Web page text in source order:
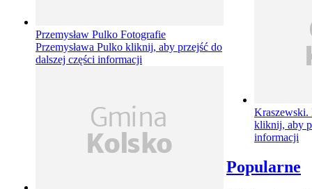
Przemysław Pulko Fotografie
Przemysława Pulko kliknij, aby przejść do
dalszej części informacji
kliknij, aby
informacji
Popularne